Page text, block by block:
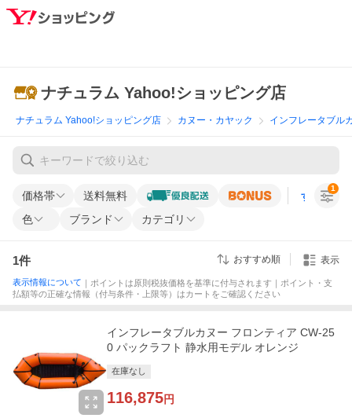
ナチュラム Yahoo!ショッピング店
ナチュラム Yahoo!ショッピング店 カヌー・カヤック インフレータブル
価格帯 送料無料 すべての条
色 ブランド カテゴリ
1
1件 おすすめ順 表示
表示情報について ｜ポイントは原則税抜価格を基準に付与されます｜ポイント・支
払額等の正確な情報（付与条件・上限等）はカートをご確認ください
インフレータブルカヌー フロンティア CW-25
0 パックラフト 静水用モデル オレンジ
在庫なし
116,875円